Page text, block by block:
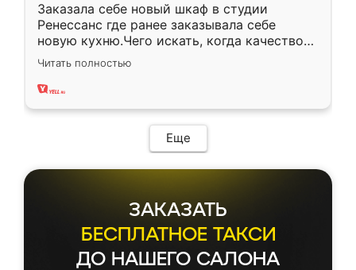
Заказала себе новый шкаф в студии
Ренессанс где ранее заказывала себе
новую кухню.Чего искать, когда качеством
вполне довольна. Служит кухня уже почти
два года, нареканий нет.
Читать полностью
Еще
ЗАКАЗАТЬ
БЕСПЛАТНОЕ ТАКСИ
ДО НАШЕГО САЛОНА